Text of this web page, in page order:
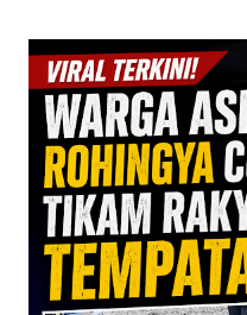
kecederaan pada bahagian
berjaya memberikan
melarikan diri ke tempat
biasa kanak-kanak itu
masyarakat dan pihak
Scotland turut
anugerah keberanian
tindakan berani dan tidak